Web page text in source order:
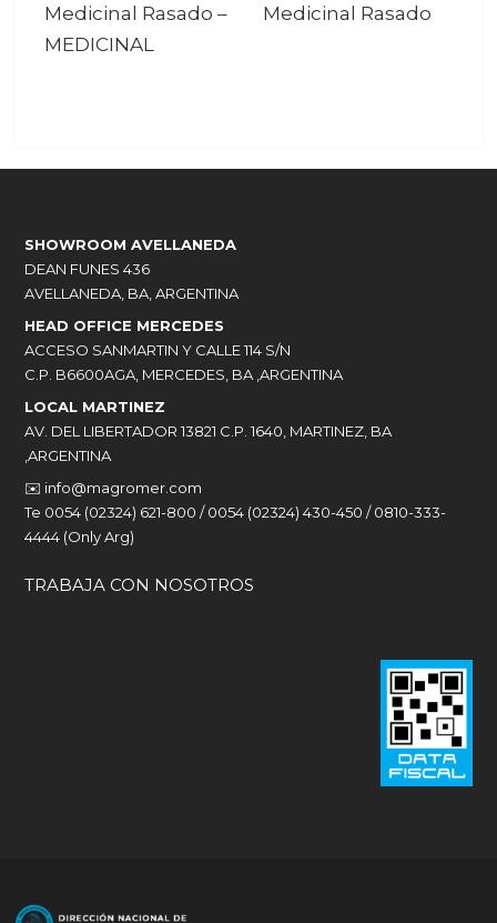
Medicinal Rasado –
MEDICINAL
Medicinal Rasado
SHOWROOM AVELLANEDA
DEAN FUNES 436
AVELLANEDA, BA, ARGENTINA
HEAD OFFICE MERCEDES
ACCESO SANMARTIN Y CALLE 114 S/N
C.P. B6600AGA, MERCEDES, BA ,ARGENTINA
LOCAL MARTINEZ
AV. DEL LIBERTADOR 13821 C.P. 1640, MARTINEZ, BA
,ARGENTINA
✉️ info@magromer.com
Te 0054 (02324) 621-800 / 0054 (02324) 430-450 / 0810-333-
4444 (Only Arg)
TRABAJA CON NOSOTROS